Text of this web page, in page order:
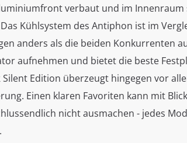
verbaut und im
Kühlsystem des Antiphon ist im
anders als die beiden Konkurrenten
aufnehmen und bietet die beste
Silent Edition überzeugt hingegen vor
Einen klaren Favoriten kann mit
nicht ausmachen - jedes